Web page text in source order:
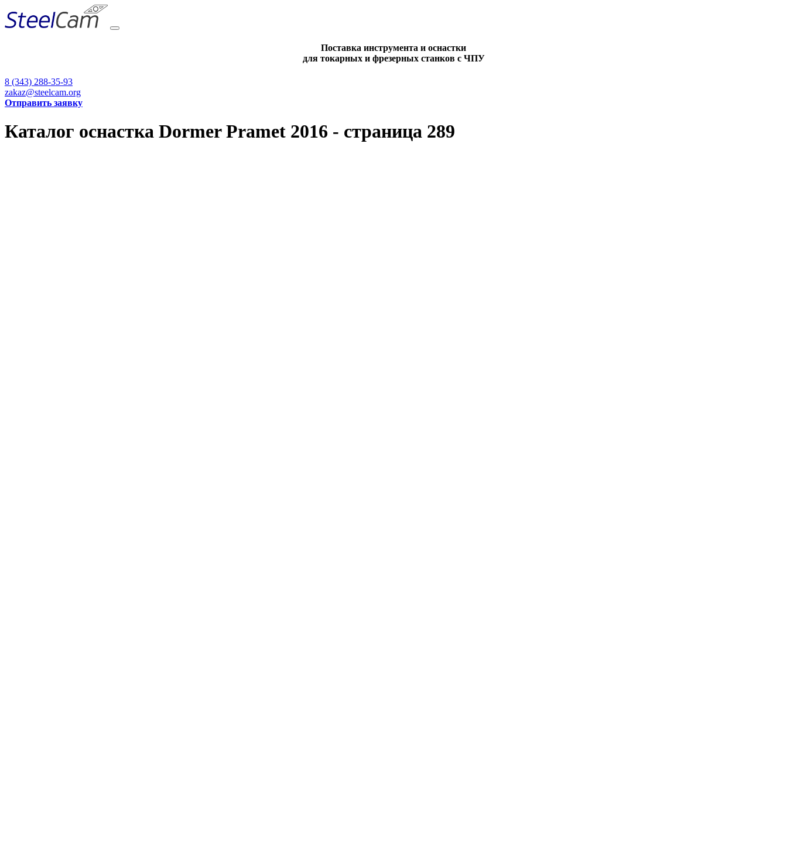
Поставка инструмента и оснастки
для токарных и фрезерных станков с ЧПУ
8 (343) 288-35-93
zakaz@steelcam.org
Отправить заявку
Каталог оснастка Dormer Pramet 2016 - страница 289